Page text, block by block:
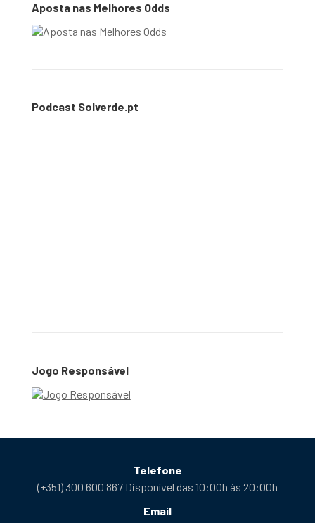
Aposta nas Melhores Odds
Podcast Solverde.pt
Jogo Responsável
Telefone
(+351) 300 600 867 Disponível das 10:00h às 20:00h
Email